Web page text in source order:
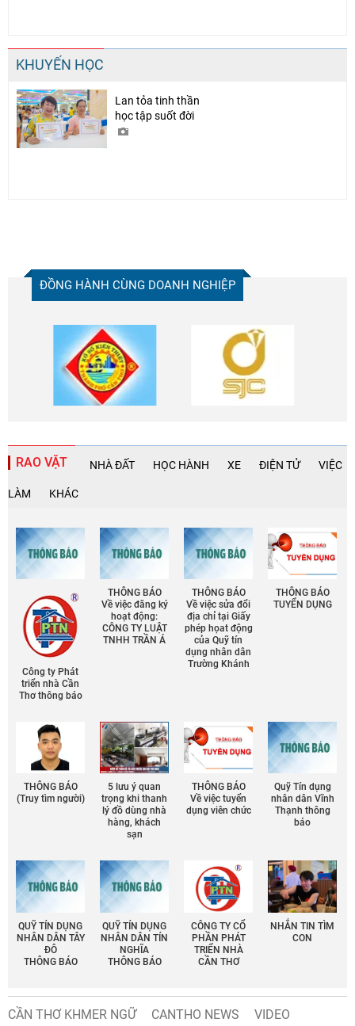
KHUYẾN HỌC
Lan tỏa tinh thần
học tập suốt đời
ĐỒNG HÀNH CÙNG DOANH NGHIỆP
RAO VẶT NHÀ ĐẤT HỌC HÀNH XE ĐIỆN TỬ VIỆC
LÀM KHÁC
Công ty Phát
triển nhà Cần
Thơ thông báo
THÔNG BÁO
Về việc đăng ký
hoạt động:
CÔNG TY LUẬT
TNHH TRẦN Á
THÔNG BÁO
Về việc sửa đổi
địa chỉ tại Giấy
phép họat động
của Quỹ tín
dụng nhân dân
Trường Khánh
THÔNG BÁO
TUYỂN DỤNG
THÔNG BÁO
(Truy tìm người)
5 lưu ý quan
trọng khi thanh
lý đồ dùng nhà
hàng, khách
sạn
THÔNG BÁO
Về việc tuyển
dụng viên chức
Quỹ Tín dụng
nhân dân Vĩnh
Thạnh thông
báo
QUỸ TÍN DỤNG
NHÂN DÂN TÂY
ĐÔ
THÔNG BÁO
QUỸ TÍN DỤNG
NHÂN DÂN TÍN
NGHĨA
THÔNG BÁO
CÔNG TY CỔ
PHẦN PHÁT
TRIỂN NHÀ
CẦN THƠ
NHẮN TIN TÌM
CON
CẦN THƠ KHMER NGỮ CANTHO NEWS
VIDEO